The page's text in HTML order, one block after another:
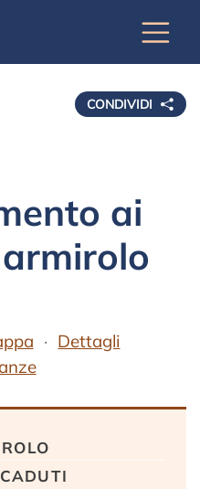
CONDIVIDI
ai
Dettagli